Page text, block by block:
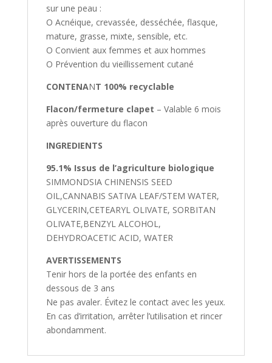
sur une peau :
Ο Acnéique, crevassée, desséchée, flasque,
mature, grasse, mixte, sensible, etc.
Ο Convient aux femmes et aux hommes
Ο Prévention du vieillissement cutané
CONTENANT 100% recyclable
Flacon/fermeture clapet – Valable 6 mois
après ouverture du flacon
INGREDIENTS
95.1% Issus de l’agriculture biologique
SIMMONDSIA CHINENSIS SEED
OIL,CANNABIS SATIVA LEAF/STEM WATER,
GLYCERIN,CETEARYL OLIVATE, SORBITAN
OLIVATE,BENZYL ALCOHOL,
DEHYDROACETIC ACID, WATER
AVERTISSEMENTS
Tenir hors de la portée des enfants en
dessous de 3 ans
Ne pas avaler. Évitez le contact avec les yeux.
En cas d’irritation, arrêter l’utilisation et rincer
abondamment.